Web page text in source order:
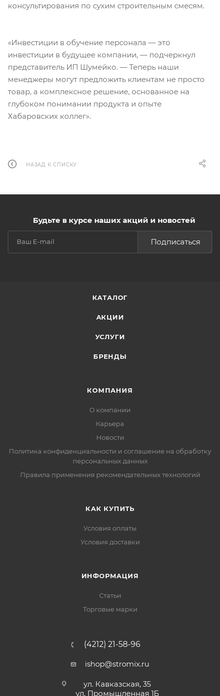
консультирования по сухим строительным смесям.
«Инвестиции в обучение персонала — это
инвестиции в будущее компании, — подчеркнул
представитель ИП Шумейко. — Теперь наши
менеджеры могут предложить клиентам не просто
товар, а комплексное решение, основанное на
глубоком понимании продукта и опыте
Хабаровских коллег».
НАЗАД К СПИСКУ
Будьте в курсе наших акций и новостей
Подписаться
КАТАЛОГ
АКЦИИ
УСЛУГИ
БРЕНДЫ
КОМПАНИЯ
О компании
Карьера
Новости
Политика конфиденциальности и соглашение на обработку
персональных данных
Правила применения рекомендательных технологий
КАК КУПИТЬ
Условия оплаты
Условия доставки
ИНФОРМАЦИЯ
Статьи
Торговые марки
(4212) 21-58-96
ishop@stromix.ru
ул. Кавказская, 35
ул. Промышленная 1Б